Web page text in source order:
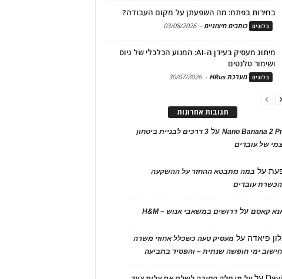
בחירות בפתח: מה השפעתן על מקום העבודה?
בלוגים כותבים חיצוניים -
03/08/2026
מיתוג מעסיק בעידן ה-AI: המנוע הכלכלי של גיוס
ושימור טלנטים
בלוגים מערכת HRus -
30/07/2026
תגובות אחרונות
Nano Banana 2על
3 דרכים לבניית ביטחון
של עובדים
על במה מתבטא ההחזר על ההשקעה
עובדים
קאסםעלדרושים במשאבי אנוש – H&M
פיאדה על מעסיק טעה כשכלל אחוזי משרה
ימי חופשה שנתית – והפסיד בתביעה